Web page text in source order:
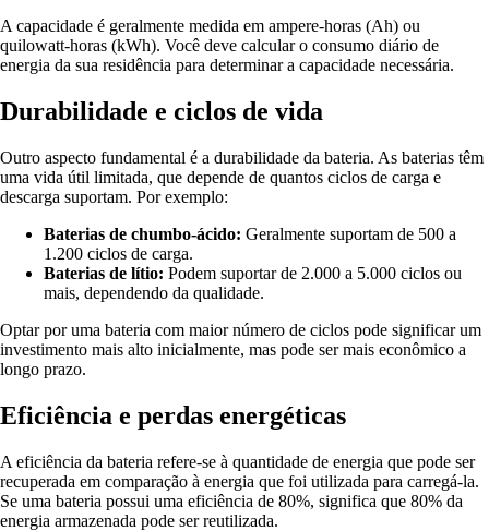
A capacidade é geralmente medida em ampere-horas (Ah) ou
quilowatt-horas (kWh). Você deve calcular o consumo diário de
energia da sua residência para determinar a capacidade necessária.
Durabilidade e ciclos de vida
Outro aspecto fundamental é a durabilidade da bateria. As baterias têm
uma vida útil limitada, que depende de quantos ciclos de carga e
descarga suportam. Por exemplo:
Baterias de chumbo-ácido: Geralmente suportam de 500 a
1.200 ciclos de carga.
Baterias de lítio: Podem suportar de 2.000 a 5.000 ciclos ou
mais, dependendo da qualidade.
Optar por uma bateria com maior número de ciclos pode significar um
investimento mais alto inicialmente, mas pode ser mais econômico a
longo prazo.
Eficiência e perdas energéticas
A eficiência da bateria refere-se à quantidade de energia que pode ser
recuperada em comparação à energia que foi utilizada para carregá-la.
Se uma bateria possui uma eficiência de 80%, significa que 80% da
energia armazenada pode ser reutilizada.